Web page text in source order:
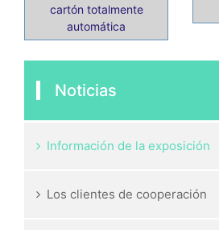
cartón totalmente
automática
Noticias
Información de la exposición
Los clientes de cooperación